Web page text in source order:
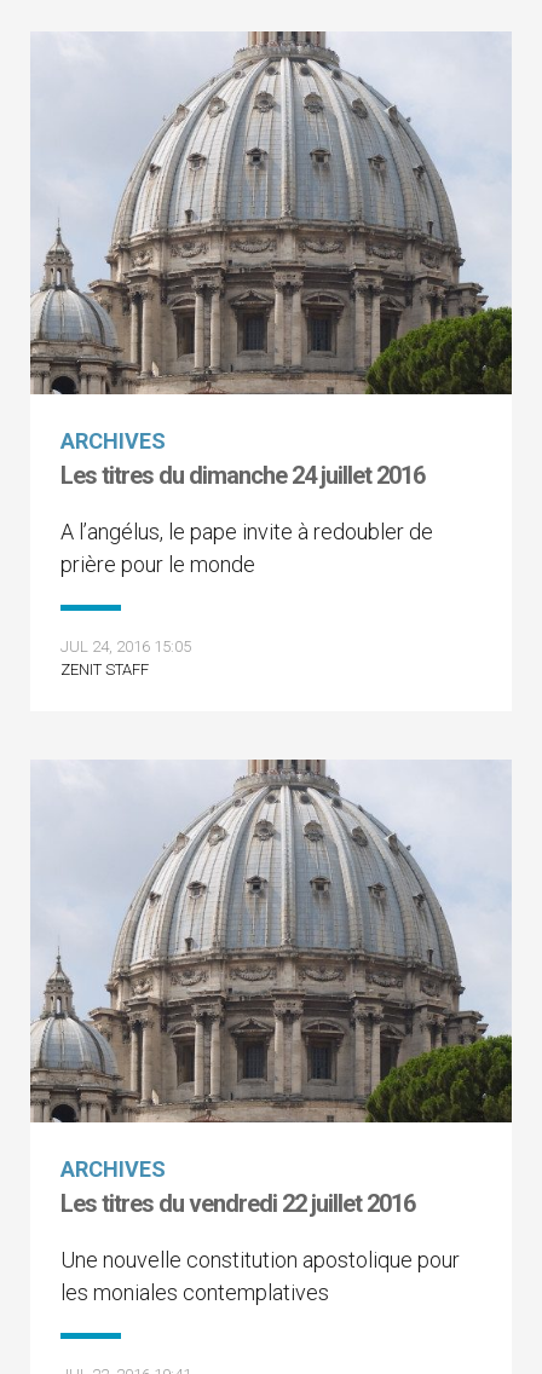
ARCHIVES
Les titres du dimanche 24 juillet 2016
A l’angélus, le pape invite à redoubler de
prière pour le monde
JUL 24, 2016 15:05
ZENIT STAFF
ARCHIVES
Les titres du vendredi 22 juillet 2016
Une nouvelle constitution apostolique pour
les moniales contemplatives